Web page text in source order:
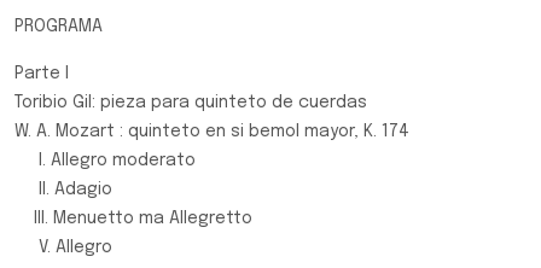
PROGRAMA
Parte I
Toribio Gil: pieza para quinteto de cuerdas
W. A. Mozart : quinteto en si bemol mayor, K. 174
I. Allegro moderato
II. Adagio
III. Menuetto ma Allegretto
V. Allegro